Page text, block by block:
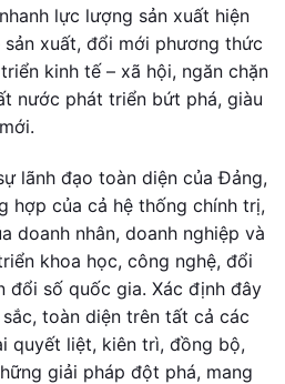
lực lượng sản xuất hiện
sản xuất, đổi mới phương thức
kinh tế – xã hội, ngăn chặn
nước phát triển bứt phá, giàu
lãnh đạo toàn diện của Đảng,
hợp của cả hệ thống chính trị,
doanh nhân, doanh nghiệp và
khoa học, công nghệ, đổi
đổi số quốc gia. Xác định đây
toàn diện trên tất cả các
quyết liệt, kiên trì, đồng bộ,
giải pháp đột phá, mang